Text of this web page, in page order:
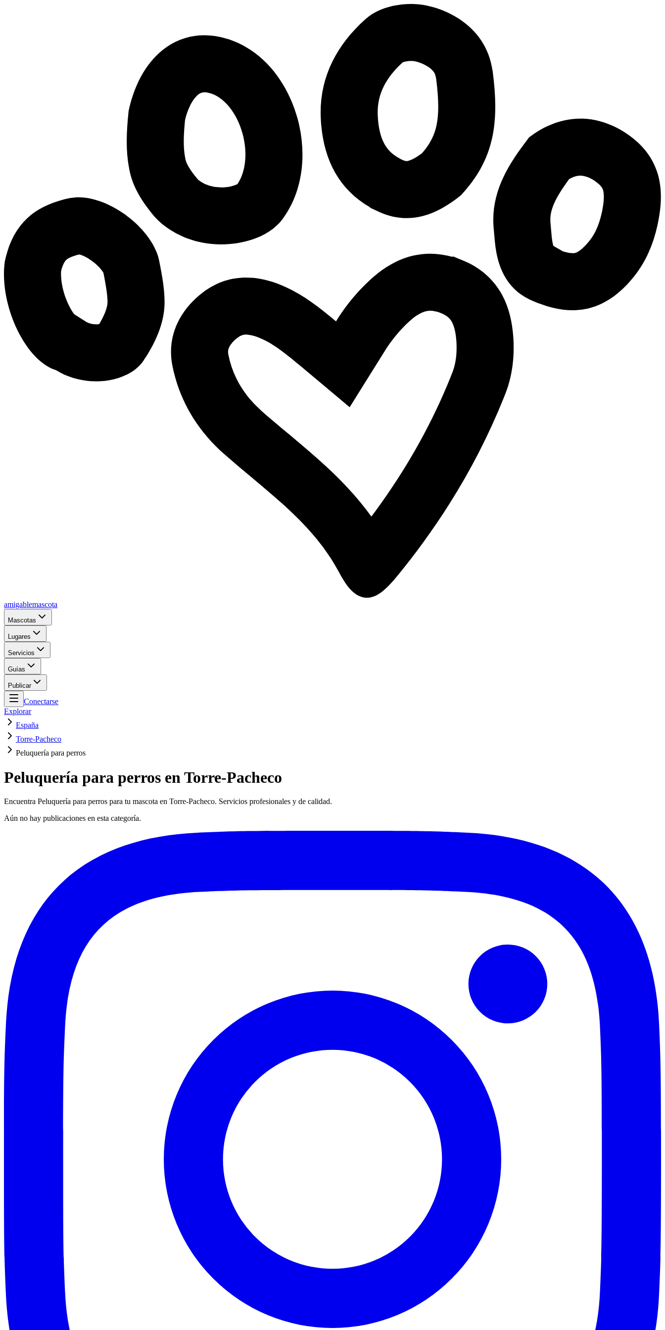
amigablemascota
Mascotas
Lugares
Servicios
Guías
Publicar
Conectarse
Explorar
España
Torre-Pacheco
Peluquería para perros
Peluquería para perros en Torre-Pacheco
Encuentra Peluquería para perros para tu mascota en Torre-Pacheco. Servicios profesionales y de calidad.
Aún no hay publicaciones en esta categoría.